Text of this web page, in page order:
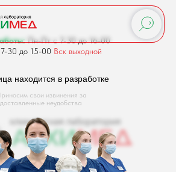
Пн-Пт с 7-30 до 16-00
30 до 15-00 Вск выходной
находится в разработке
свои извинения за
доставленные неудобства